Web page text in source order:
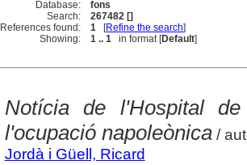
Database:
fons
Search:
267482 []
References found:
1 [Refine the search]
Showing:
1 .. 1 in format [Default]
Notícia de l'Hospital
l'ocupació napoleònica/
Jordà i Güell, Ricard